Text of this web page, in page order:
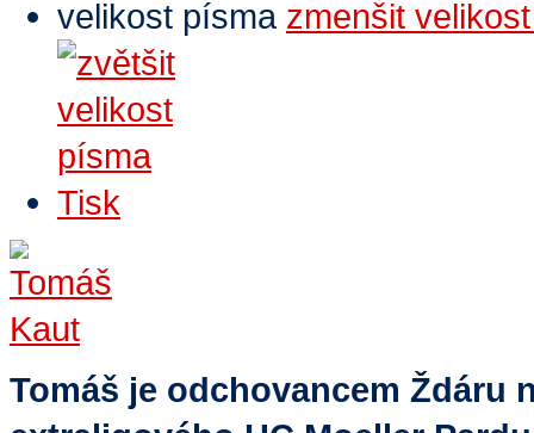
velikost písma zmenšit
Tisk
Tomáš je odchovancem Ždáru